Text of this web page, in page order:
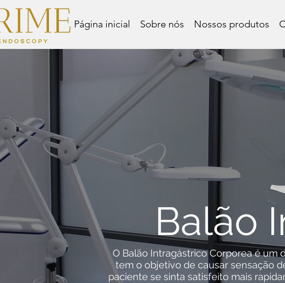
Página inicial Sobre nós Nossos produtos
Balão
O Balão Intragástrico Corporea é
tem o objetivo de causar sensação
paciente se sinta satisfeito mais